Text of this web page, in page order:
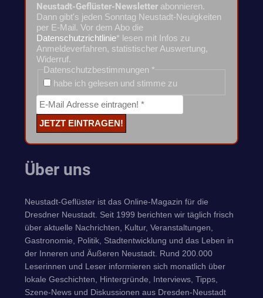
Neustadt-Geflüster-Newsletter abonnieren.
Dann gibt's jeden Sonntag Neustadt-Neuigkeiten
per E-Mail. Vor dem Abo die
Datenschutzrichtlinie* lesen mit Infos zu
Anmeldeverfahren, statistischer Auswertung,
Widerruf.
Datenschutzbestimmungen *
habe ich gelesen und stimme zu
Über uns
Neustadt-Geflüster ist das Online-Magazin für die
Dresdner Neustadt. Seit 1999 berichten wir täglich frisch
über aktuelle Nachrichten, Kultur, Veranstaltungen,
Gastronomie, Politik, Stadtentwicklung und das Leben in
der Inneren und Äußeren Neustadt. Rund 200.000
Leserinnen und Leser informieren sich monatlich über
lokale Geschichten, Hintergründe, Interviews, Tipps,
Szene-News und Diskussionen aus Dresden-Neustadt